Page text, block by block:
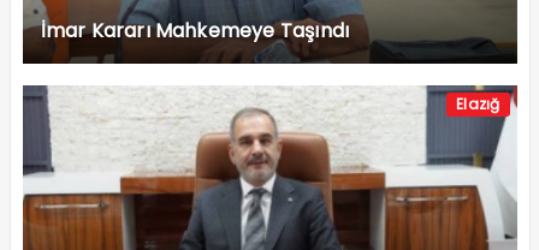
İmar Kararı Mahkemeye Taşındı
Elazığ